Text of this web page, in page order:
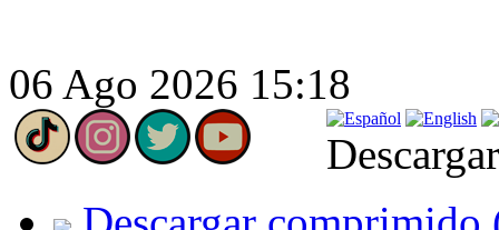
06 Ago 2026 15:18